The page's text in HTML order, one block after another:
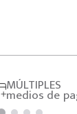
MÚLTIPLES
medios de